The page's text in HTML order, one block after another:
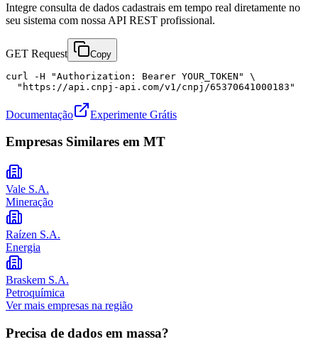
Integre consulta de dados cadastrais em tempo real diretamente no
seu sistema com nossa API REST profissional.
GET Request Copy
curl -H "Authorization: Bearer YOUR_TOKEN" \
  "https://api.cnpj-api.com/v1/cnpj/65370641000183"
Documentação Experimente Grátis
Empresas Similares em MT
Vale S.A.
Mineração
Raízen S.A.
Energia
Braskem S.A.
Petroquímica
Ver mais empresas na região
Precisa de dados em massa?